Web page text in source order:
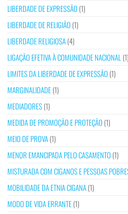
LIBERDADE DE EXPRESSÃO (1)
LIBERDADE DE RELIGIÃO (1)
LIBERDADE RELIGIOSA(4)
LIGAÇÃO EFETIVA À COMUNIDADE NACIONAL (1)
LIMITES DA LIBERDADE DE EXPRESSÃO (1)
MARGINALIDADE(1)
MEDIADORES(1)
MEDIDA DE PROMOÇÃO E PROTEÇÃO (1)
MEIO DE PROVA(1)
MENOR EMANCIPADA PELO CASAMENTO (1)
MISTURADA COM CIGANOS E PESSOAS
MOBILIDADE DA ETNIA CIGANA(1)
MODO DE VIDA ERRANTE(1)